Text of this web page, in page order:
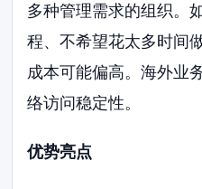
多种管理需求的组织。
程、不希望花太多时间
成本可能偏高。海外业
络访问稳定性。
优势亮点